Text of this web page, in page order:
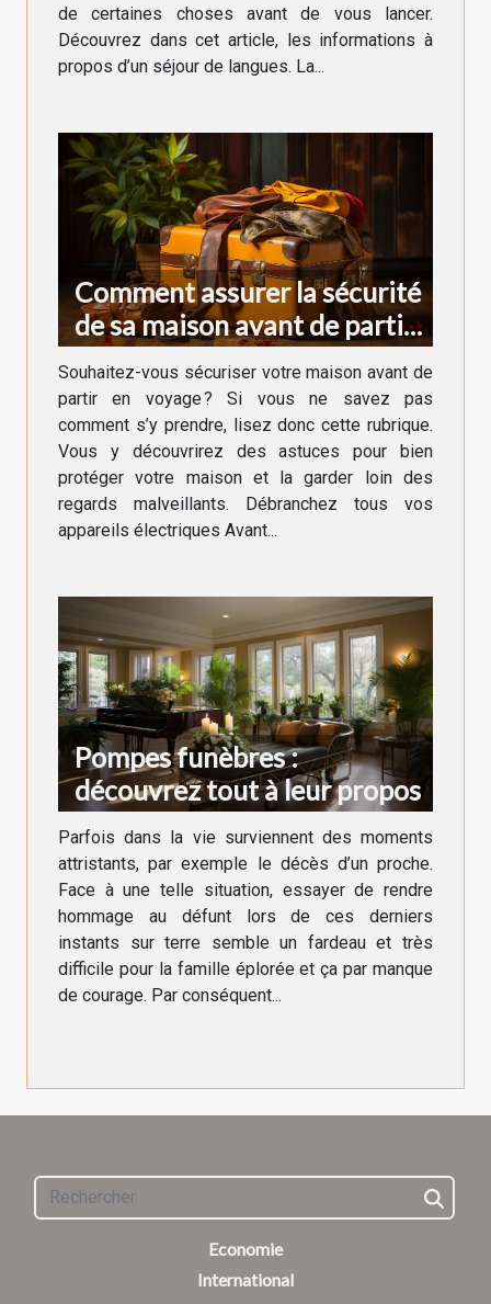
de certaines choses avant de vous lancer.
Découvrez dans cet article, les informations à
propos d’un séjour de langues. La...
Comment assurer la sécurité
de sa maison avant de partir
en voyage ?
Souhaitez-vous sécuriser votre maison avant de
partir en voyage ? Si vous ne savez pas
comment s’y prendre, lisez donc cette rubrique.
Vous y découvrirez des astuces pour bien
protéger votre maison et la garder loin des
regards malveillants. Débranchez tous vos
appareils électriques Avant...
Pompes funèbres :
découvrez tout à leur propos
Parfois dans la vie surviennent des moments
attristants, par exemple le décès d’un proche.
Face à une telle situation, essayer de rendre
hommage au défunt lors de ces derniers
instants sur terre semble un fardeau et très
difficile pour la famille éplorée et ça par manque
de courage. Par conséquent...
Economie
International